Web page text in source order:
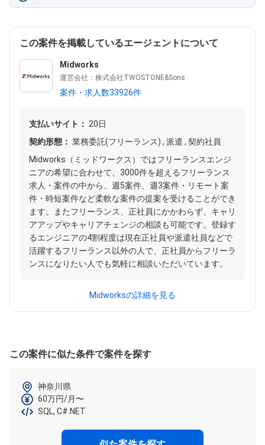
この案件を掲載しているエージェントについて
Midworks
運営会社：株式会社TWOSTONE&Sons
案件・求人数33926件
支払いサイト： 20日
契約形態： 業務委託(フリーランス) , 派遣 , 契約社員
Midworks（ミッドワークス）ではフリーランスエンジ
ニアの希望に合わせて、3000件を超えるフリーランス
求人・案件の中から、週5案件、週3案件・リモート案
件・時短案件など柔軟な案件の提案を受けることができ
ます。またフリーランス、正社員にかかわらず、キャリ
アアップやキャリアチェンジの相談も可能です。登録す
るエンジニアの4割程度は現在正社員や派遣社員などで
活躍するフリーランス以外の人で、正社員からフリーラ
ンスになりたい人でも気軽に相談いただいています。
Midworksの詳細を見る
この案件に似た条件で案件を探す
神奈川県
60万円/月〜
SQL, C#.NET